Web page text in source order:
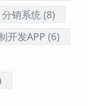
分销系统(8)
开发APP (6)